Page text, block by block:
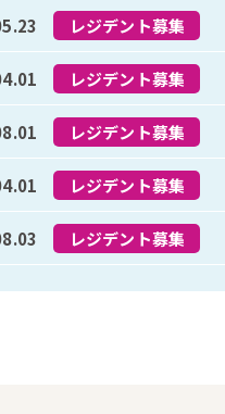
レジデント募集
レジデント募集
レジデント募集
レジデント募集
レジデント募集